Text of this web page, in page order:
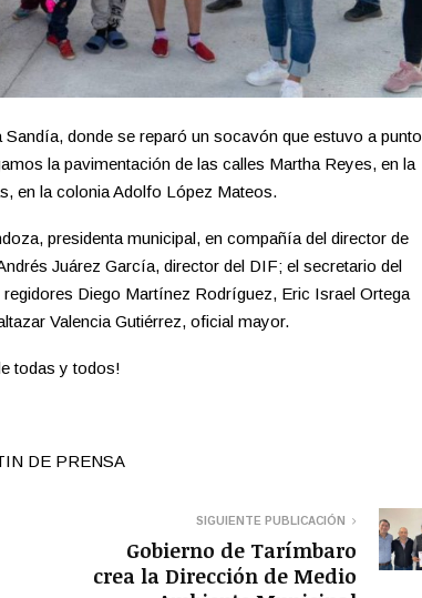
donde se reparó un socavón que estuvo a punto
la pavimentación de las calles Martha Reyes, en la
en la colonia Adolfo López Mateos.
presidenta municipal, en compañía del director de
Juárez García, director del DIF; el secretario del
Diego Martínez Rodríguez, Eric Israel Ortega
Valencia Gutiérrez, oficial mayor.
todas y todos!
DE PRENSA
SIGUIENTE PUBLICACIÓN
Gobierno de Tarímbaro
crea la Dirección de Medio